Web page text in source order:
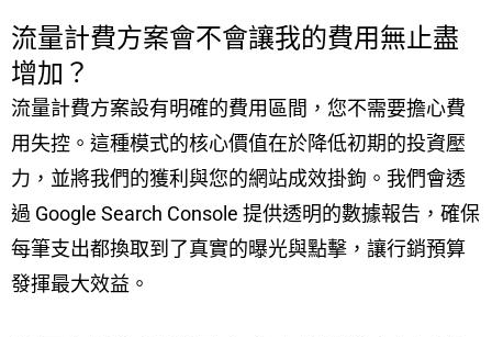
流量計費方案會不會讓我的費用無止盡
增加？
流量計費方案設有明確的費用區間，您不需要擔心費
用失控。這種模式的核心價值在於降低初期的投資壓
力，並將我們的獲利與您的網站成效掛鉤。我們會透
過 Google Search Console 提供透明的數據報告，確保
每筆支出都換取到了真實的曝光與點擊，讓行銷預算
發揮最大效益。